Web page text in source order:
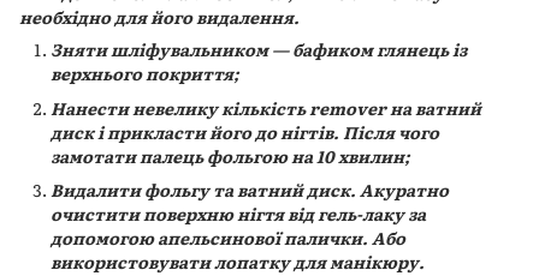
необхідно для його видалення.
Зняти шліфувальником — бафиком глянець із
верхнього покриття;
Нанести невелику кількість remover на ватний
диск і прикласти його до нігтів. Після чого
замотати палець фольгою на 10 хвилин;
Видалити фольгу та ватний диск. Акуратно
очистити поверхню нігтя від гель-лаку за
допомогою апельсинової палички. Або
використовувати лопатку для манікюру.